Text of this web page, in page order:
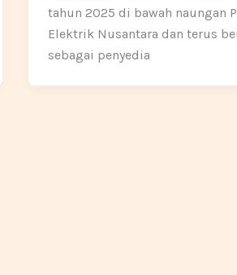
tahun 2025 di bawah naungan
Elektrik Nusantara dan terus
sebagai penyedia